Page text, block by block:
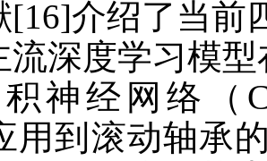
[16]介绍了当前
流深度学习模
神经网络（
用到滚动轴承